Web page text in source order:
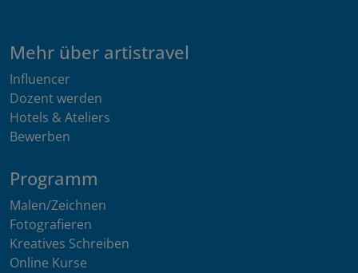
Mehr über artistravel
Influencer
Dozent werden
Hotels & Ateliers
Bewerben
Programm
Malen/Zeichnen
Fotografieren
Kreatives Schreiben
Online Kurse